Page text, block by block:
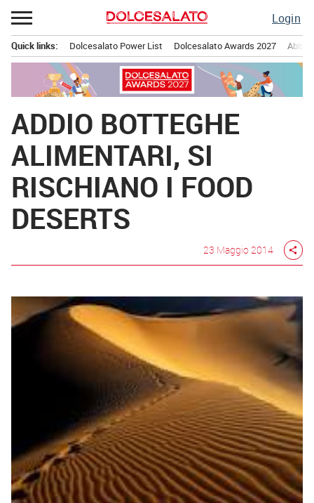
Passa
al
contenuto
Login
principale
Quick links: Dolcesalato Power List Dolcesalato Awards 2027
ADDIO BOTTEGHE
ALIMENTARI, SI
RISCHIANO I FOOD
DESERTS
23 Maggio 2014 share